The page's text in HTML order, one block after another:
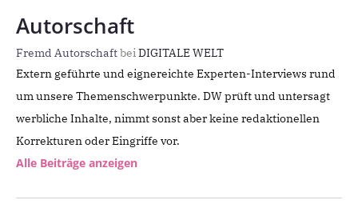
Autorschaft
Fremd AutorschaftbeiDIGITALE WELT
Extern geführte und eignereichte Experten-Interviews rund
um unsere Themenschwerpunkte. DW prüft und untersagt
werbliche Inhalte, nimmt sonst aber keine redaktionellen
Korrekturen oder Eingriffe vor.
Alle Beiträge anzeigen